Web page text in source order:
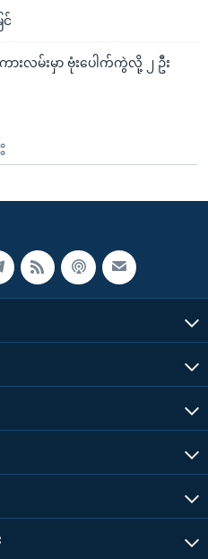
င်
းလမ်းမှာ ဗုံးပေါက်ကွဲလို့ ၂ ဦး